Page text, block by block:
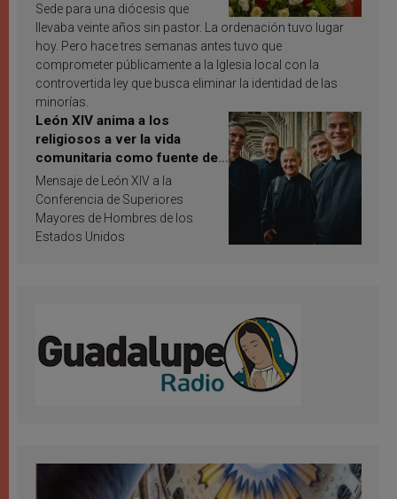
Sede para una diócesis que
llevaba veinte años sin pastor. La ordenación tuvo lugar
hoy. Pero hace tres semanas antes tuvo que
comprometer públicamente a la Iglesia local con la
controvertida ley que busca eliminar la identidad de las
minorías.
León XIV anima a los
religiosos a ver la vida
comunitaria como fuente de
inspiración y santificación
Mensaje de León XIV a la
Conferencia de Superiores
Mayores de Hombres de los
Estados Unidos